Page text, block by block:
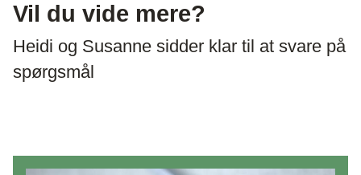
Vil du vide mere?
Heidi og Susanne sidder klar til at svare på
spørgsmål